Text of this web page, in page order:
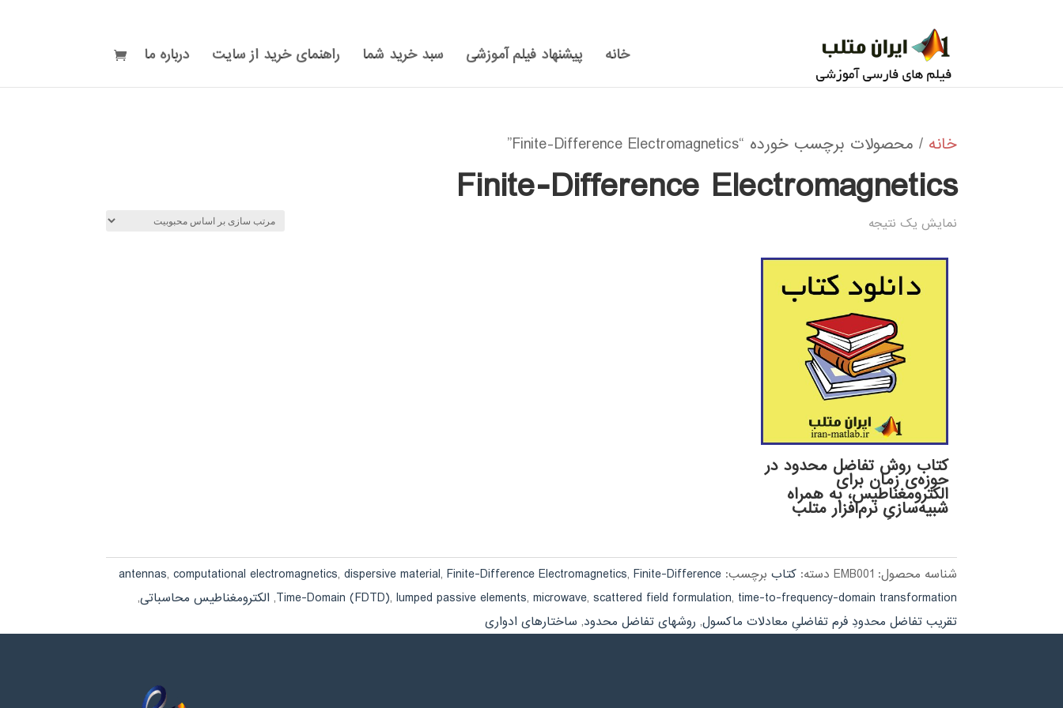
خانه پیشنهاد فیلم آموزشی سبد خرید شما راهنمای خرید از سایت درباره ما
خانه / محصولات برچسب خورده “Finite-Difference Electromagnetics”
Finite-Difference Electromagnetics
نمایش یک نتیجه
کتاب روش تفاضل محدود در
حوزه‌ی زمان برای
الکترومغناطیس، به همراه
شبیه‌سازیِ نرم‌افزار متلب
شناسه محصول: EMB001 دسته:کتاب برچسب: antennas, computational electromagnetics, dispersive material, Finite-Difference Electromagnetics, Finite-Difference
Time-Domain (FDTD), lumped passive elements, microwave, scattered field formulation, time-to-frequency-domain transformation
, الکترومغناطیس محاسباتی,
تقریب تفاضل محدودِ فرم تفاضلیِ معادلات ماکسول, روشهای تفاضل محدود, ساختارهای ادواری